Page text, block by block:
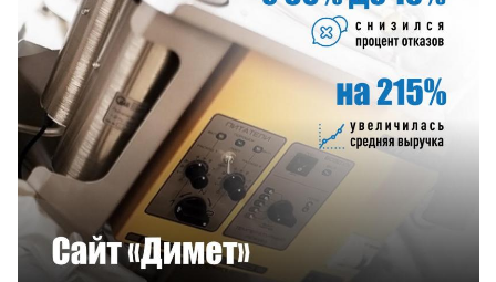
Смотреть проект